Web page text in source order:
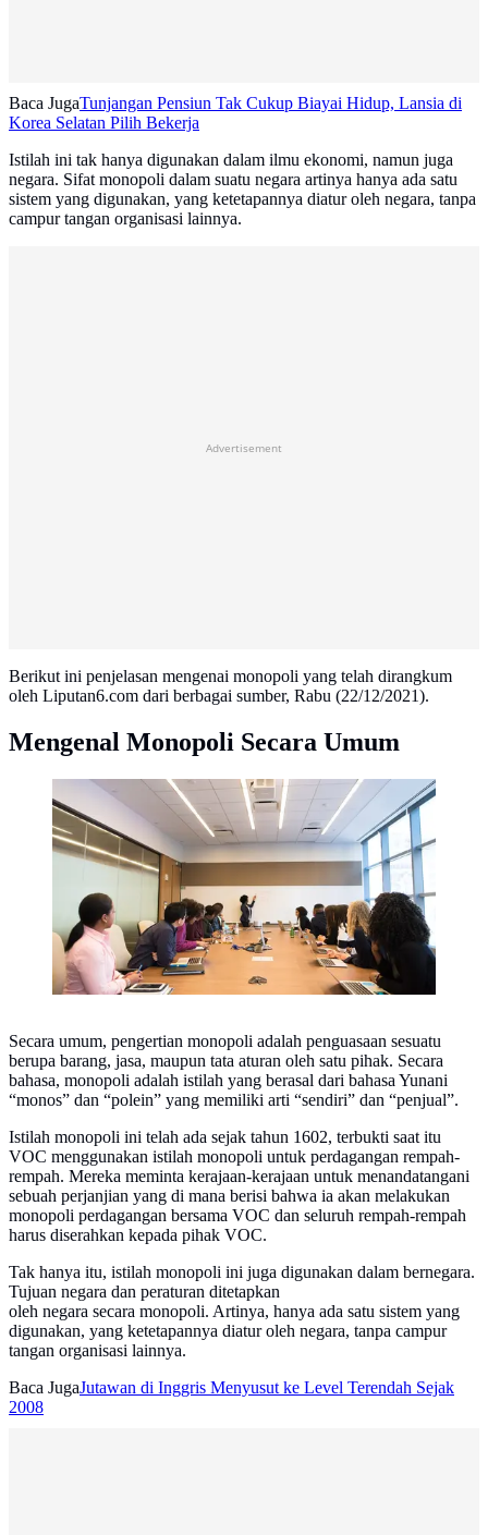
Baca JugaTunjangan Pensiun Tak Cukup Biayai Hidup, Lansia di
Korea Selatan Pilih Bekerja
Istilah ini tak hanya digunakan dalam ilmu ekonomi, namun juga
negara. Sifat monopoli dalam suatu negara artinya hanya ada satu
sistem yang digunakan, yang ketetapannya diatur oleh negara, tanpa
campur tangan organisasi lainnya.
Advertisement
Berikut ini penjelasan mengenai monopoli yang telah dirangkum
oleh Liputan6.com dari berbagai sumber, Rabu (22/12/2021).
Mengenal Monopoli Secara Umum
Ilustrasi Aktivitas Bisnis Credit: pexels.com/Christina
Secara umum, pengertian monopoli adalah penguasaan sesuatu
berupa barang, jasa, maupun tata aturan oleh satu pihak. Secara
bahasa, monopoli adalah istilah yang berasal dari bahasa Yunani
“monos” dan “polein” yang memiliki arti “sendiri” dan “penjual”.
Istilah monopoli ini telah ada sejak tahun 1602, terbukti saat itu
VOC menggunakan istilah monopoli untuk perdagangan rempah-
rempah. Mereka meminta kerajaan-kerajaan untuk menandatangani
sebuah perjanjian yang di mana berisi bahwa ia akan melakukan
monopoli perdagangan bersama VOC dan seluruh rempah-rempah
harus diserahkan kepada pihak VOC.
Tak hanya itu, istilah monopoli ini juga digunakan dalam bernegara.
Tujuan negara dan peraturan ditetapkan
oleh negara secara monopoli. Artinya, hanya ada satu sistem yang
digunakan, yang ketetapannya diatur oleh negara, tanpa campur
tangan organisasi lainnya.
Baca JugaJutawan di Inggris Menyusut ke Level Terendah Sejak
2008